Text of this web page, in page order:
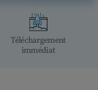
Téléchargement
immédiat